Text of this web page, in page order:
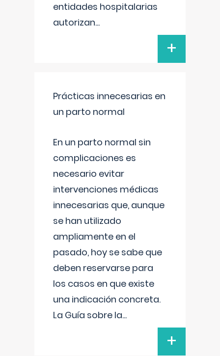
entidades hospitalarias
autorizan...
+
Prácticas innecesarias en
un parto normal
En un parto normal sin
complicaciones es
necesario evitar
intervenciones médicas
innecesarias que, aunque
se han utilizado
ampliamente en el
pasado, hoy se sabe que
deben reservarse para
los casos en que existe
una indicación concreta.
La Guía sobre la...
+